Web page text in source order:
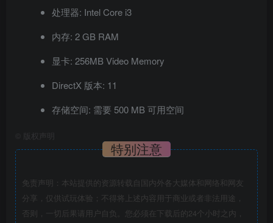
处理器: Intel Core i3
内存: 2 GB RAM
显卡: 256MB Video Memory
DirectX 版本: 11
存储空间: 需要 500 MB 可用空间
版权声明
特别注意
免责声明：本站提供的资源转载自国内外各大媒体和网络和网友
分享，仅供试玩体验；不得将上述内容用于商业或者非法用途，
否则，一切后果请用户自负。您必须在下载后的24个小时之内，